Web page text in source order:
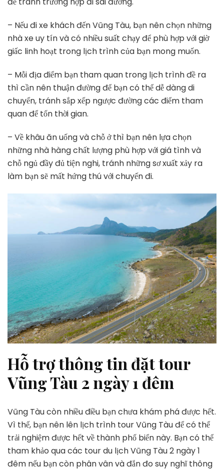
– Nếu đi xe khách đến Vũng Tàu, bạn nên chọn những
nhà xe uy tín và có nhiều suất chạy để phù hợp với giờ
giấc linh hoạt trong lịch trình của bạn mong muốn.
– Mỗi địa điểm bạn tham quan trong lịch trình đề ra
thì cần nên thuận đường để bạn có thể dễ dàng di
chuyển, tránh sắp xếp ngược đường các điểm tham
quan để tốn thời gian.
– Về khâu ăn uống và chỗ ở thì bạn nên lựa chọn
những nhà hàng chất lượng phù hợp với giá tình và
chỗ ngủ đầy đủ tiện nghi, tránh những sơ xuất xảy ra
làm bạn sẽ mất hứng thú với chuyến đi.
Hỗ trợ thông tin đặt tour
Vũng Tàu 2 ngày 1 đêm
Vũng Tàu còn nhiều điều bạn chưa khám phá được hết.
Vì thế, bạn nên lên lịch trình tour Vũng Tàu để có thể
trải nghiệm được hết về thành phố biển này. Bạn có thể
tham khảo qua các tour du lịch Vũng Tàu 2 ngày 1
đêm nếu bạn còn phân vân và đắn đo suy nghĩ thông